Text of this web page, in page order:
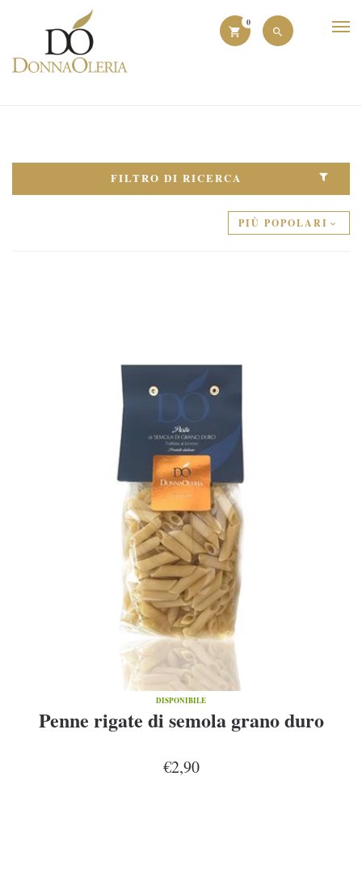
0
FILTRO DI RICERCA
PIÙ POPOLARI
DISPONIBILE
Penne rigate di semola grano duro
€2,90